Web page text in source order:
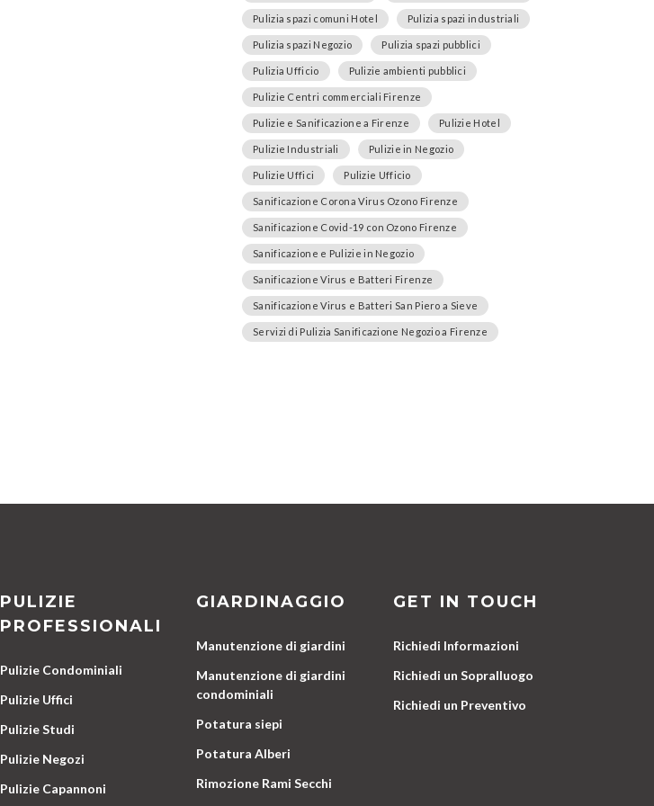
Pulizia spazi comuni Hotel Pulizia spazi industriali
Pulizia spazi Negozio Pulizia spazi pubblici
Pulizia Ufficio Pulizie ambienti pubblici
Pulizie Centri commerciali Firenze
Pulizie e Sanificazione a Firenze Pulizie Hotel
Pulizie Industriali Pulizie in Negozio
Pulizie Uffici Pulizie Ufficio
Sanificazione Corona Virus Ozono Firenze
Sanificazione Covid-19 con Ozono Firenze
Sanificazione e Pulizie in Negozio
Sanificazione Virus e Batteri Firenze
Sanificazione Virus e Batteri San Piero a Sieve
Servizi di Pulizia Sanificazione Negozio a Firenze
PULIZIE
PROFESSIONALI
Pulizie Condominiali
Pulizie Uffici
Pulizie Studi
Pulizie Negozi
Pulizie Capannoni
GIARDINAGGIO
Manutenzione di giardini
Manutenzione di giardini
condominiali
Potatura siepi
Potatura Alberi
Rimozione Rami Secchi
GET IN TOUCH
Richiedi Informazioni
Richiedi un Sopralluogo
Richiedi un Preventivo